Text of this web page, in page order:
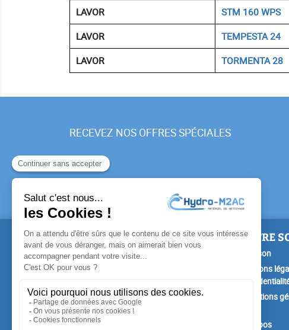
LAVOR
STM 160 WPS
LAVOR
TEMPESTA 24
LAVOR
TORMENTA 28
RECEVEZ NOS OFFRES SPÉCIALES
PRODUITS
Promotions
Nouveaux produits
NOTRE
Livraison
Mentions
Conditions
A propos